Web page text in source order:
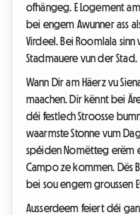
ofhängeg. E Logement
bei engem Awunner ass
Virdeel. Bei Roomlala
Stadmauere vun der Stad.
Wann Dir am Häerz vu
maachen. Dir kënnt bei
déi festlech Stroosse
waarmste Stonne vum
spéiden Nomëtteg erëm
Campo ze kommen. Dës
bei sou engem groussen
Ausserdeem feiert déi